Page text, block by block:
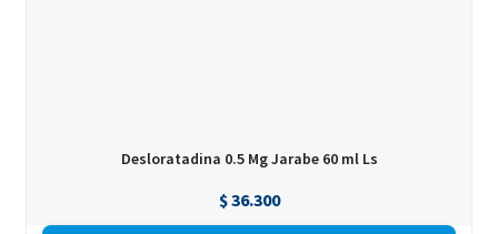
Desloratadina 0.5 Mg Jarabe 60 ml Ls
$36.300